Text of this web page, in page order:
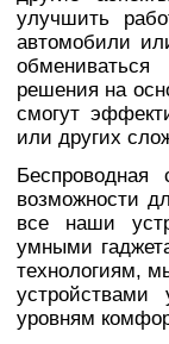
улучшить
автомобили
решения на
смогут
или других
возможности
все наши
умными
технологиям,
уровням